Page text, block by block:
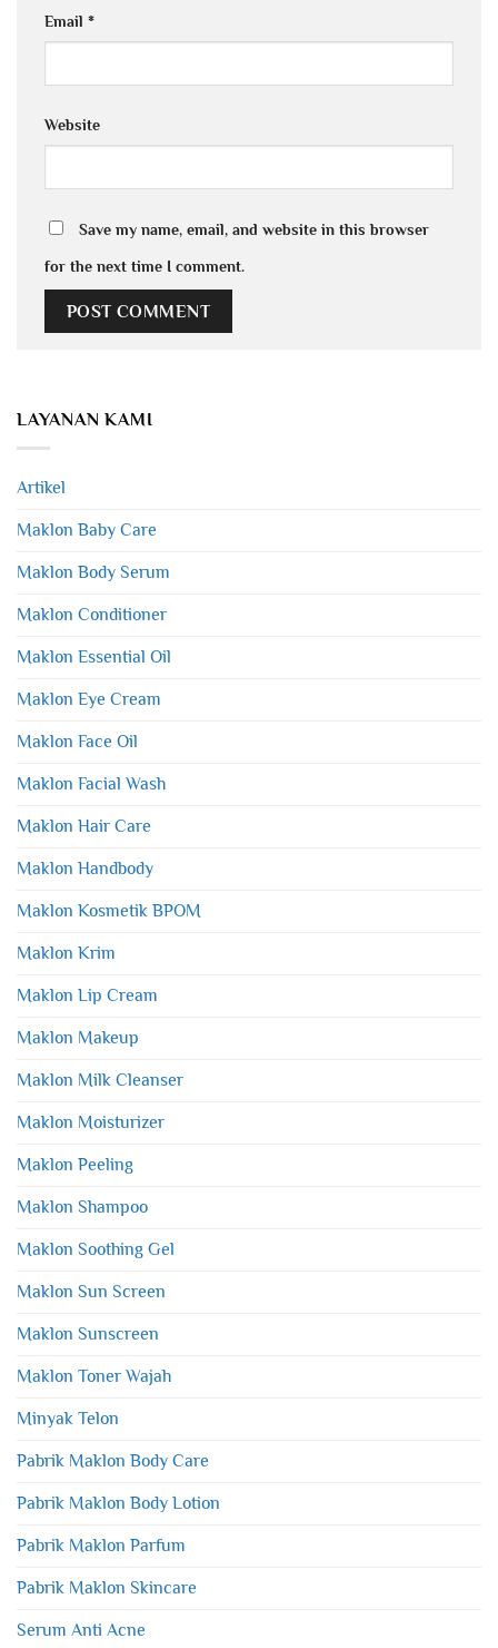
Email *
Website
Save my name, email, and website in this browser
for the next time I comment.
LAYANAN KAMI
Artikel
Maklon Baby Care
Maklon Body Serum
Maklon Conditioner
Maklon Essential Oil
Maklon Eye Cream
Maklon Face Oil
Maklon Facial Wash
Maklon Hair Care
Maklon Handbody
Maklon Kosmetik BPOM
Maklon Krim
Maklon Lip Cream
Maklon Makeup
Maklon Milk Cleanser
Maklon Moisturizer
Maklon Peeling
Maklon Shampoo
Maklon Soothing Gel
Maklon Sun Screen
Maklon Sunscreen
Maklon Toner Wajah
Minyak Telon
Pabrik Maklon Body Care
Pabrik Maklon Body Lotion
Pabrik Maklon Parfum
Pabrik Maklon Skincare
Serum Anti Acne